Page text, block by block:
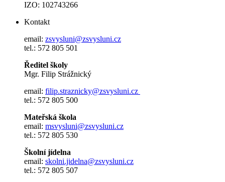
IZO: 102743266
Kontakt
email: zsvysluni@zsvysluni.cz
tel.: 572 805 501
Ředitel školy
Mgr. Filip Strážnický
email: filip.straznicky@zsvysluni.cz
tel.: 572 805 500
Mateřská škola
email: msvysluni@zsvysluni.cz
tel.: 572 805 530
Školní jídelna
email: skolni.jidelna@zsvysluni.cz
tel.: 572 805 507